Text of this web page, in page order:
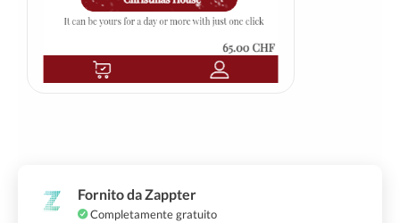
Fornito da Zappter
Completamente gratuito